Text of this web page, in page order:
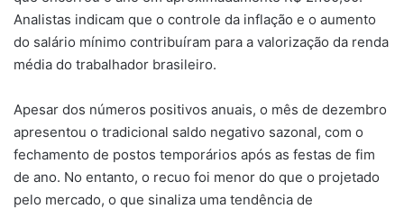
Analistas indicam que o controle da inflação e o aumento
do salário mínimo contribuíram para a valorização da renda
média do trabalhador brasileiro.
Apesar dos números positivos anuais, o mês de dezembro
apresentou o tradicional saldo negativo sazonal, com o
fechamento de postos temporários após as festas de fim
de ano. No entanto, o recuo foi menor do que o projetado
pelo mercado, o que sinaliza uma tendência de